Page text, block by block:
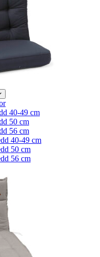
40-49 cm
50 cm
56 cm
40-49 cm
50 cm
56 cm